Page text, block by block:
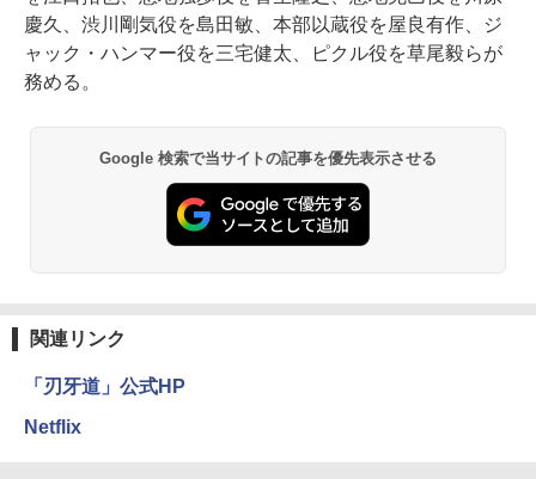
慶久、渋川剛気役を島田敏、本部以蔵役を屋良有作、ジ
ャック・ハンマー役を三宅健太、ピクル役を草尾毅らが
務める。
Google 検索で当サイトの記事を優先表示させる
関連リンク
「刃牙道」公式HP
Netflix